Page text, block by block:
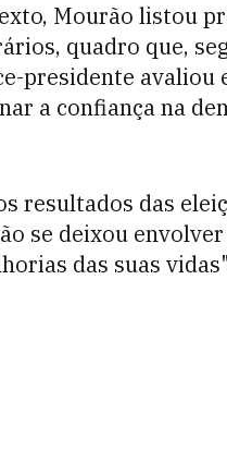
Mourão listou
quadro que,
presidente
a confiança na
resultados das
se deixou
das suas